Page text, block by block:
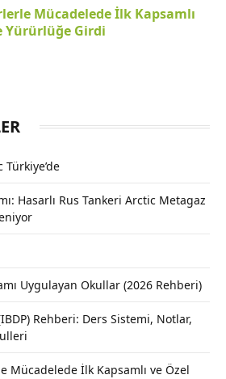
Mücadelede İlk Kapsamlı
Yürürlüğe Girdi
Türkiye’de
Hasarlı Rus Tankeri Arctic Metagaz
Uygulayan Okullar (2026 Rehberi)
Rehberi: Ders Sistemi, Notlar,
Mücadelede İlk Kapsamlı ve Özel